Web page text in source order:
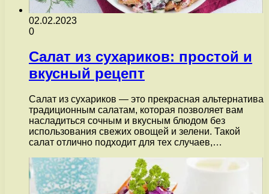
02.02.2023
0
Салат из сухариков: простой и
вкусный рецепт
Салат из сухариков — это прекрасная альтернатива
традиционным салатам, которая позволяет вам
насладиться сочным и вкусным блюдом без
использования свежих овощей и зелени. Такой
салат отлично подходит для тех случаев,…